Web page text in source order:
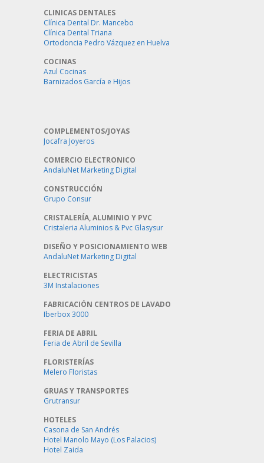
CLINICAS DENTALES
Clínica Dental Dr. Mancebo
Clínica Dental Triana
Ortodoncia Pedro Vázquez en Huelva
COCINAS
Azul Cocinas
Barnizados García e Hijos
COMPLEMENTOS/JOYAS
Jocafra Joyeros
COMERCIO ELECTRONICO
AndaluNet Marketing Digital
CONSTRUCCIÓN
Grupo Consur
CRISTALERÍA, ALUMINIO Y PVC
Cristaleria Aluminios & Pvc Glasysur
DISEÑO Y POSICIONAMIENTO WEB
AndaluNet Marketing Digital
ELECTRICISTAS
3M Instalaciones
FABRICACIÓN CENTROS DE LAVADO
Iberbox 3000
FERIA DE ABRIL
Feria de Abril de Sevilla
FLORISTERÍAS
Melero Floristas
GRUAS Y TRANSPORTES
Grutransur
HOTELES
Casona de San Andrés
Hotel Manolo Mayo (Los Palacios)
Hotel Zaida